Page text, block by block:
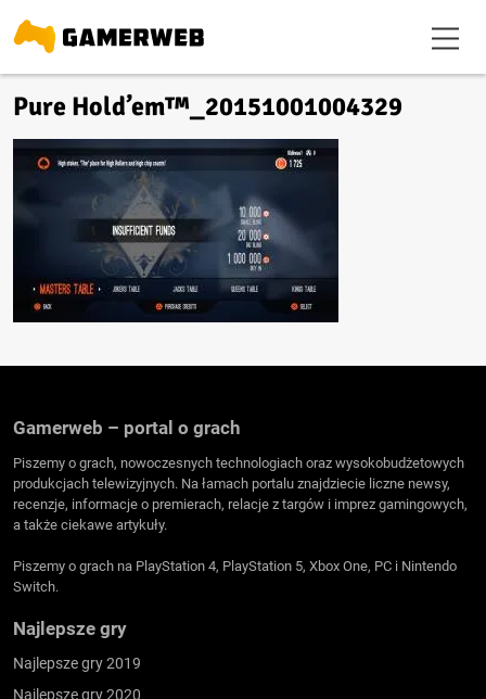
Pure Hold’em™_20151001004329
Gamerweb – portal o grach
Piszemy o grach, nowoczesnych technologiach oraz wysokobudżetowych
produkcjach telewizyjnych. Na łamach portalu znajdziecie liczne newsy,
recenzje, informacje o premierach, relacje z targów i imprez gamingowych,
a także ciekawe artykuły.
Piszemy o grach na PlayStation 4, PlayStation 5, Xbox One, PC i Nintendo
Switch.
Najlepsze gry
Najlepsze gry 2019
Najlepsze gry 2020